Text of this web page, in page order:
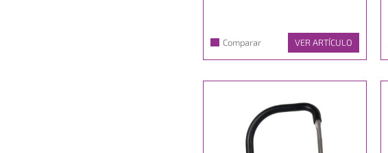
Comparar VER ARTÍCULO